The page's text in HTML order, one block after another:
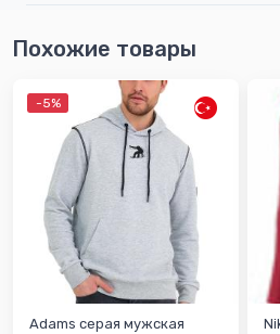
Похожие товары
-5%
Adams серая мужская